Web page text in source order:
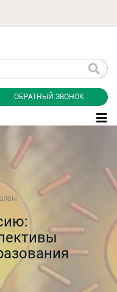
ОБРАТНЫЙ ЗВОНОК
персональных
политикой